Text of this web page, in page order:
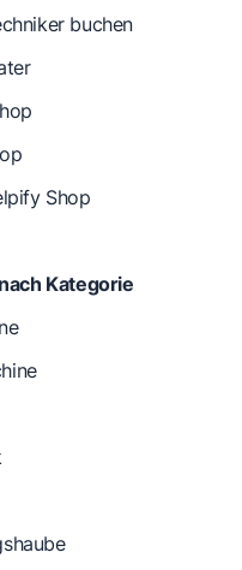
buchen
Shop
Kategorie